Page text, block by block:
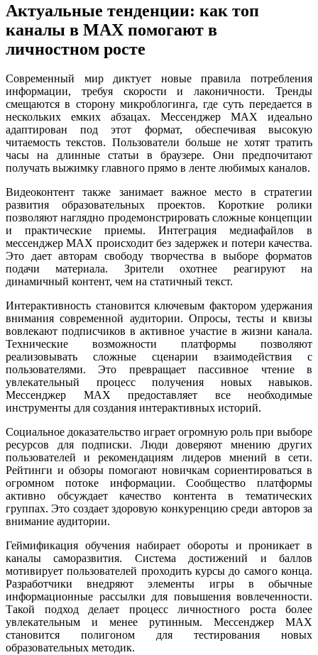
Актуальные тенденции: как топ
каналы в MAX помогают в
личностном росте
Современный мир диктует новые правила потребления
информации, требуя скорости и лаконичности. Тренды
смещаются в сторону микроблогинга, где суть передается в
нескольких емких абзацах. Мессенджер MAX идеально
адаптирован под этот формат, обеспечивая высокую
читаемость текстов. Пользователи больше не хотят тратить
часы на длинные статьи в браузере. Они предпочитают
получать выжимку главного прямо в ленте любимых каналов.
Видеоконтент также занимает важное место в стратегии
развития образовательных проектов. Короткие ролики
позволяют наглядно продемонстрировать сложные концепции
и практические приемы. Интеграция медиафайлов в
мессенджер MAX происходит без задержек и потери качества.
Это дает авторам свободу творчества в выборе форматов
подачи материала. Зрители охотнее реагируют на
динамичный контент, чем на статичный текст.
Интерактивность становится ключевым фактором удержания
внимания современной аудитории. Опросы, тесты и квизы
вовлекают подписчиков в активное участие в жизни канала.
Технические возможности платформы позволяют
реализовывать сложные сценарии взаимодействия с
пользователями. Это превращает пассивное чтение в
увлекательный процесс получения новых навыков.
Мессенджер MAX предоставляет все необходимые
инструменты для создания интерактивных историй.
Социальное доказательство играет огромную роль при выборе
ресурсов для подписки. Люди доверяют мнению других
пользователей и рекомендациям лидеров мнений в сети.
Рейтинги и обзоры помогают новичкам сориентироваться в
огромном потоке информации. Сообщество платформы
активно обсуждает качество контента в тематических
группах. Это создает здоровую конкуренцию среди авторов за
внимание аудитории.
Геймификация обучения набирает обороты и проникает в
каналы саморазвития. Система достижений и баллов
мотивирует пользователей проходить курсы до самого конца.
Разработчики внедряют элементы игры в обычные
информационные рассылки для повышения вовлеченности.
Такой подход делает процесс личностного роста более
увлекательным и менее рутинным. Мессенджер MAX
становится полигоном для тестирования новых
образовательных методик.